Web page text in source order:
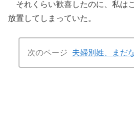
それくらい歓喜したのに、私は
放置してしまっていた。
次のページ 夫婦別姓、まだ